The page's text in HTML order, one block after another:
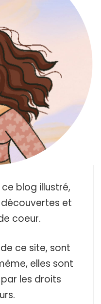
blog illustré,
et
coeur.
ce site, sont
elles sont
les droits